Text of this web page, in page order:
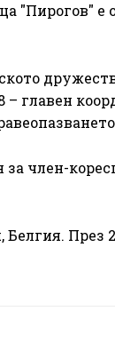
"Пирогов" е
– главен
за член-
През